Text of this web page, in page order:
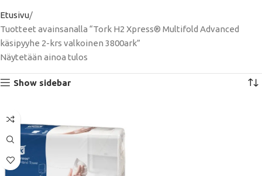
Etusivu
Tuotteet avainsanalla “Tork H2 Xpress® Multifold Advanced
käsipyyhe 2-krs valkoinen 3800ark”
Näytetään ainoa tulos
Show sidebar